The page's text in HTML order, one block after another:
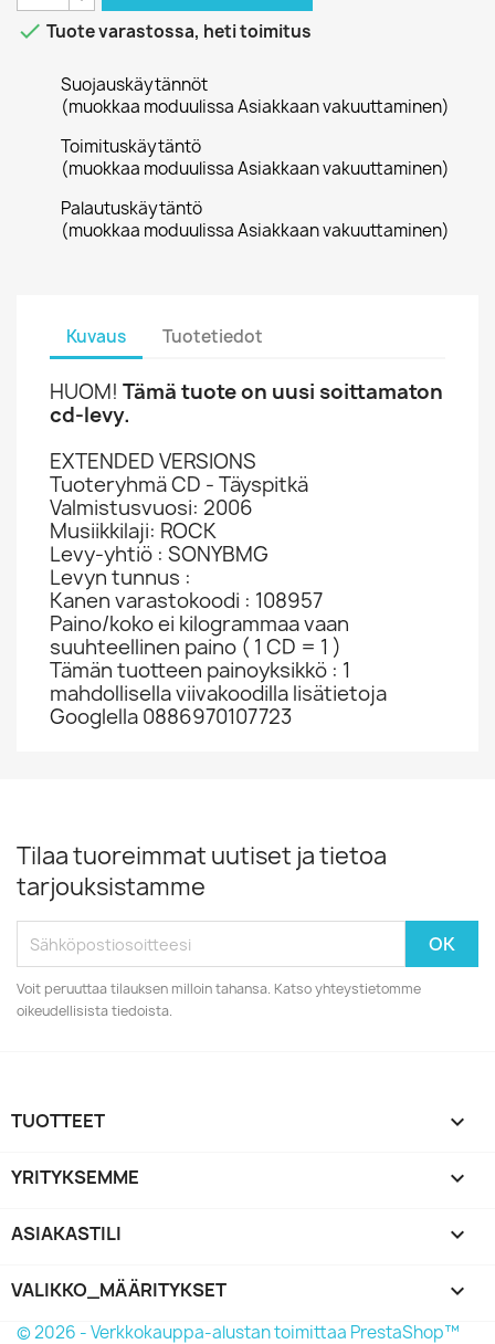
 Tuote varastossa, heti toimitus
Suojauskäytännöt
(muokkaa moduulissa Asiakkaan vakuuttaminen)
Toimituskäytäntö
(muokkaa moduulissa Asiakkaan vakuuttaminen)
Palautuskäytäntö
(muokkaa moduulissa Asiakkaan vakuuttaminen)
Kuvaus Tuotetiedot
HUOM! Tämä tuote on uusi soittamaton
cd-levy.
EXTENDED VERSIONS
Tuoteryhmä CD - Täyspitkä
Valmistusvuosi: 2006
Musiikkilaji: ROCK
Levy-yhtiö : SONYBMG
Levyn tunnus :
Kanen varastokoodi : 108957
Paino/koko ei kilogrammaa vaan
suuhteellinen paino ( 1 CD = 1 )
Tämän tuotteen painoyksikkö : 1
mahdollisella viivakoodilla lisätietoja
Googlella 0886970107723
Tilaa tuoreimmat uutiset ja tietoa
tarjouksistamme
Voit peruuttaa tilauksen milloin tahansa. Katso yhteystietomme
oikeudellisista tiedoista.
TUOTTEET 
YRITYKSEMME 
ASIAKASTILI 
VALIKKO_MÄÄRITYKSET keyboard_arrow_down
© 2026 - Verkkokauppa-alustan toimittaa PrestaShop™